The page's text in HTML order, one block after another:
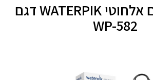
מנקה שיניים אלחוטי WATERPIK דגם
WP-582